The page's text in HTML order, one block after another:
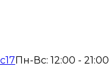
Пн-Вс: 12:00 - 21:00